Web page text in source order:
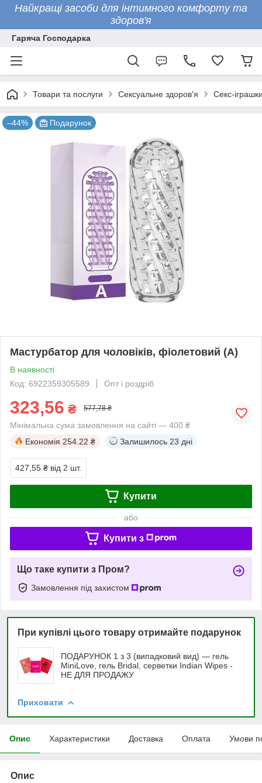
Найкращі засоби для інтимного комфорту та
здоров'я
Гаряча Господарка
Товари та послуги Сексуальне здоров'я Секс-
–44% Подарунок
Мастурбатор для чоловіків, фіолетовий (А)
В наявності
Код: 6922359305589
Опт і роздріб
323,56 ₴ 577,78 ₴
Мінімальна сума замовлення на сайті — 400 ₴
Економія 254.22 ₴ Залишилось 23 дні
427,55 ₴ від 2 шт.
Купити
або
Купити з
Що таке купити з Пром?
Замовлення під захистом
При купівлі цього товару отримайте подарунок
ПОДАРУНОК 1 з 3 (випадковий вид) — гель
MiniLove, гель Bridal, серветки Indian Wipes -
НЕ ДЛЯ ПРОДАЖУ
Приховати
Опис Характеристики Доставка Оплата Умови
Опис